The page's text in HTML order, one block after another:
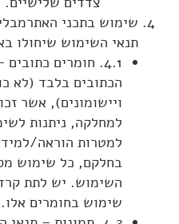
שימוש בתכני
תנאי השימוש שיחולו
4.1. חומרים
הכתובים בלבד (לא
ויישומונים), אשר
למחלקה, ניתנות
למטרות הוראה/
בחלקם, כל שימוש
השימוש. יש לתת
שימוש בחומרים אלו.